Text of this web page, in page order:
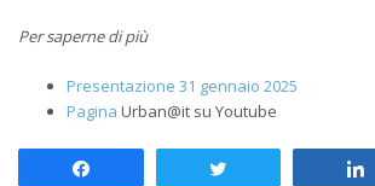
Per saperne di più
Presentazione 31 gennaio 2025
Pagina Urban@it su Youtube